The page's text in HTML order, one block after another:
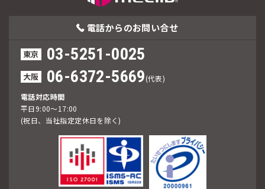
電話からのお問い合せ
東京 03-5251-0025
大阪 06-6372-5669(代表)
電話対応時間
平日9:00～17:00
(祝日、当社指定定休日を除く)